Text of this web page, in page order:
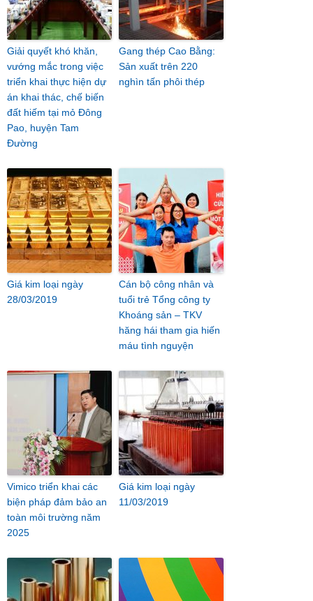
Giải quyết khó khăn,
vướng mắc trong việc
triển khai thực hiện dự
án khai thác, chế biến
đất hiếm tại mỏ Đông
Pao, huyện Tam
Đường
Gang thép Cao Bằng:
Sản xuất trên 220
nghìn tấn phôi thép
Giá kim loại ngày
28/03/2019
Cán bộ công nhân và
tuổi trẻ Tổng công ty
Khoáng sản – TKV
hăng hái tham gia hiến
máu tình nguyện
Vimico triển khai các
biện pháp đảm bảo an
toàn môi trường năm
2025
Giá kim loại ngày
11/03/2019